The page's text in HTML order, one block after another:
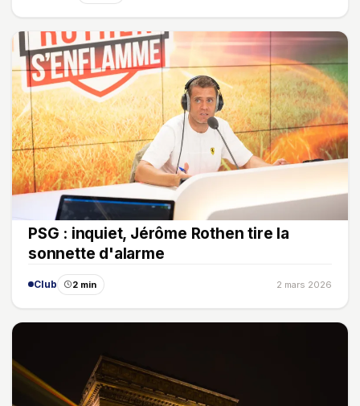
PSG : inquiet, Jérôme Rothen tire la
sonnette d'alarme
Club 2 min 2 mars 2026